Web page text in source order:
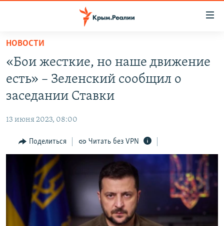
Вернуться
основному
содержанию
главной
Вернутся
11 ЛЕТ ОККУПАЦИИ КРЫМА. 11 ИСТОРИЙ СОПРОТИВЛЕНИЯ
ЕЩЕ
ИНТЕРАКТИВ
ИНФОГРАФИКА
ТЕЛЕПРОЕКТ КРЫМ.РЕАЛИИ
СОВЕТЫ ПРАВОЗАЩИТНИКОВ
ПРОПАВШИЕ БЕЗ ВЕСТИ
РАДІО СВОБОДА
КАК ОБОЙТИ БЛОКИРОВКУ
Українською
Qırımtatar
НОВОСТИ
«Бои жесткие, но наше движение
есть» – Зеленский сообщил о
заседании Ставки
13 июня 2023, 08:00
Поделиться Читать без VPN